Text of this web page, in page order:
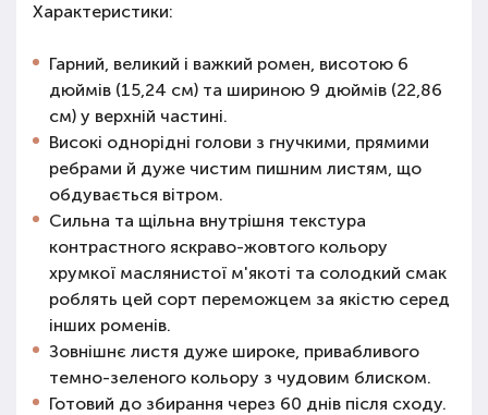
Характеристики:
Гарний, великий і важкий ромен, висотою 6
дюймів (15,24 см) та шириною 9 дюймів (22,86
см) у верхній частині.
Високі однорідні голови з гнучкими, прямими
ребрами й дуже чистим пишним листям, що
обдувається вітром.
Сильна та щільна внутрішня текстура
контрастного яскраво-жовтого кольору
хрумкої маслянистої м'якоті та солодкий смак
роблять цей сорт переможцем за якістю серед
інших роменів.
Зовнішнє листя дуже широке, привабливого
темно-зеленого кольору з чудовим блиском.
Готовий до збирання через 60 днів після сходу.